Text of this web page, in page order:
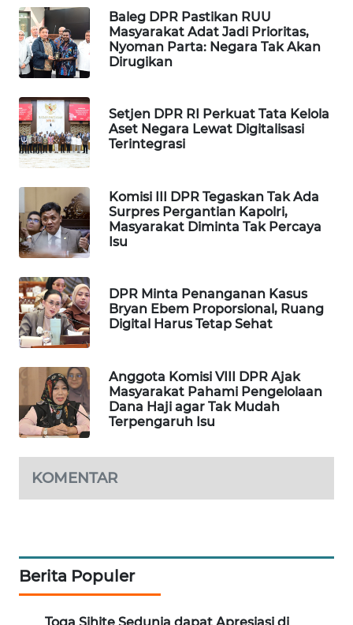
Baleg DPR Pastikan RUU
Masyarakat Adat Jadi Prioritas,
Nyoman Parta: Negara Tak Akan
Dirugikan
Setjen DPR RI Perkuat Tata Kelola
Aset Negara Lewat Digitalisasi
Terintegrasi
Komisi III DPR Tegaskan Tak Ada
Surpres Pergantian Kapolri,
Masyarakat Diminta Tak Percaya
Isu
DPR Minta Penanganan Kasus
Bryan Ebem Proporsional, Ruang
Digital Harus Tetap Sehat
Anggota Komisi VIII DPR Ajak
Masyarakat Pahami Pengelolaan
Dana Haji agar Tak Mudah
Terpengaruh Isu
KOMENTAR
Berita Populer
WAHANANEWS
ID
WAHANANEWS
CO ID
WAHANANEWS
NET
WAHANA
SPORT
WAHANA
WAHANA
SELEB
WAHANA
PERSONA
WAHANA
DESA
WISATA
LAPAK